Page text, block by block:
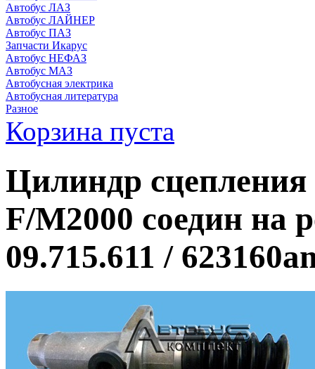
Автобус ЛАЗ
Автобус ЛАЙНЕР
Автобус ПАЗ
Запчасти Икарус
Автобус НЕФАЗ
Автобус МАЗ
Автобусная электрика
Автобусная литература
Разное
Корзина пуста
Цилиндр
F/M2000 соедин на
09.715.611 /